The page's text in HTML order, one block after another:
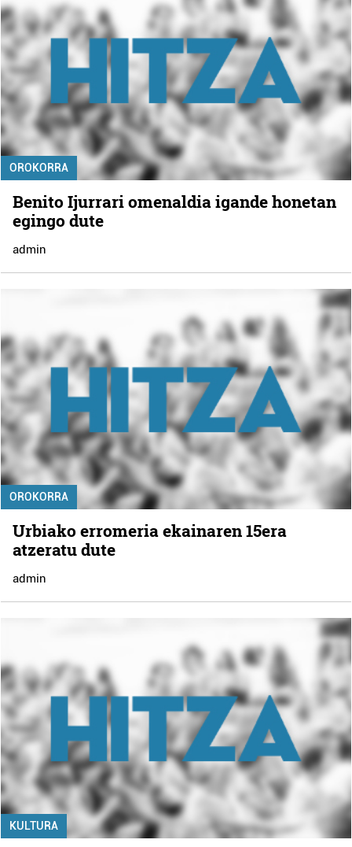
OROKORRA
Benito Ijurrari omenaldia igande honetan
egingo dute
admin
OROKORRA
Urbiako erromeria ekainaren 15era
atzeratu dute
admin
KULTURA